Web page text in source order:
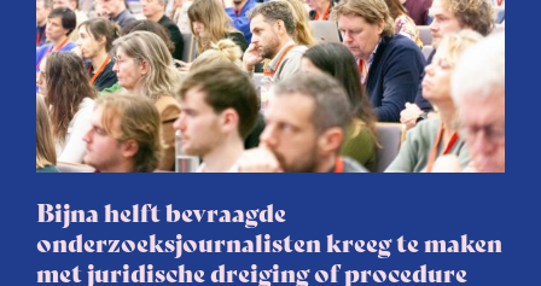
Bijna helft bevraagde
onderzoeksjournalisten kreeg te maken
met juridische dreiging of procedure